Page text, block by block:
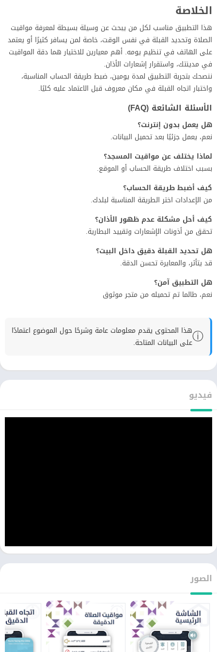
الخلاصة
هذا التطبيق مناسب لكل من يبحث عن وسيلة بسيطة لمعرفة مواقيت
الصلاة وتحديد القبلة في نفس الوقت، خاصة لمن يسافر كثيرًا أو يعتمد
على الهاتف في تنظيم يومه. أهم معيارين للاختيار هما دقة المواقيت
في مدينتك، واستقرار إشعارات الأذان.
ننصحك بتجربة التطبيق لمدة يومين، ضبط طريقة الحساب المناسبة،
واختبار اتجاه القبلة في مكان معروف قبل الاعتماد عليه كليًا.
الأسئلة الشائعة (FAQ)
هل يعمل بدون إنترنت؟
نعم، يعمل جزئيًا بعد تحميل البيانات.
لماذا يختلف عن مواقيت المسجد؟
بسبب اختلاف طريقة الحساب أو الموقع.
كيف أضبط طريقة الحساب؟
من الإعدادات اختر الطريقة المناسبة لبلدك.
كيف أحل مشكلة عدم ظهور الأذان؟
تحقق من أذونات الإشعارات وتقييد البطارية.
هل تحديد القبلة دقيق داخل البيت؟
قد يتأثر، والمعايرة تحسن الدقة.
هل التطبيق آمن؟
نعم، طالما تم تحميله من متجر موثوق
ⓘهذا المحتوى يقدم معلومات عامة وشرحًا حول الموضوع اعتمادًا
على البيانات المتاحة.
فيديو
الصور